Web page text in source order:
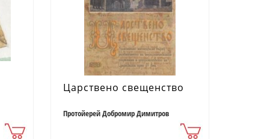
Царствено свещенство
Протойерей Добромир Димитров